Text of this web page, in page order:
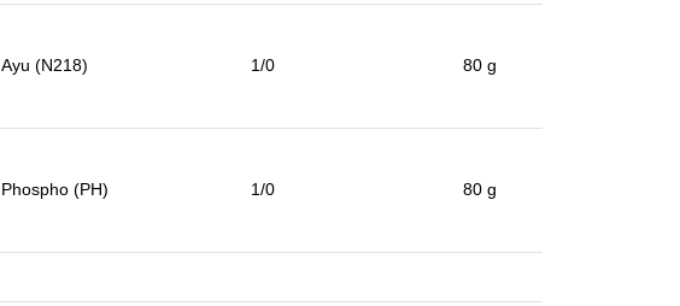
Ayu (N218) 1/0 80 g
Phospho (PH) 1/0 80 g